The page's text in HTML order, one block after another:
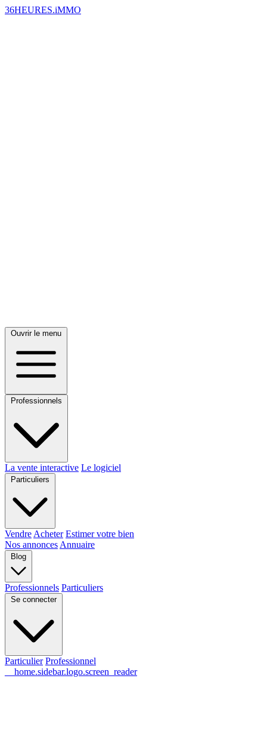
36HEURES.iMMO
Ouvrir le menu
Professionnels
La vente interactive Le logiciel
Particuliers
Vendre Acheter Estimer votre bien
Nos annonces Annuaire
Blog
Professionnels Particuliers
Se connecter
Particulier Professionnel
__home.sidebar.logo.screen_reader